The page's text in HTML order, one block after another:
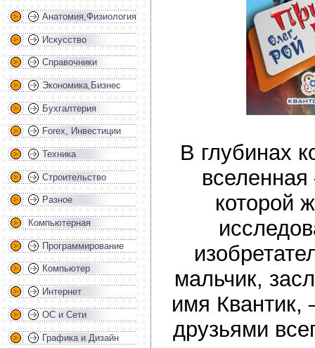
Анатомия,Физиология
Искусство
Справочники
Экономика,Бизнес
Бухгалтерия
Forex, Инвестиции
Техника
Строительство
Разное
Компьютерная
Программирование
Компьютер
Интернет
ОС и Сети
Графика и Дизайн
В глубинах
которой
мальчик,
имя Квантик,
друзьями